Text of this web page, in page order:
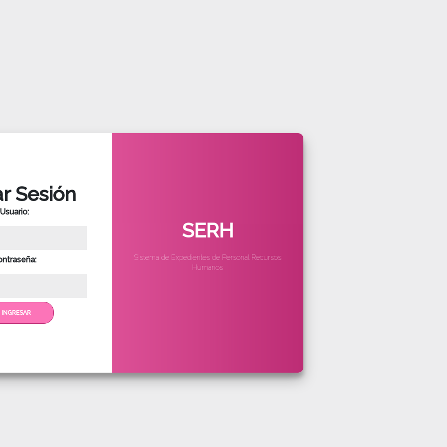
Sesión
INGRESAR
SERH
Sistema de Expedientes de Personal Recursos
Humanos